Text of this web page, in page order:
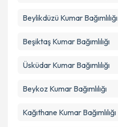
Beylikdüzü Kumar Bağımlılığı
Beşiktaş Kumar Bağımlılığı
Üsküdar Kumar Bağımlılığı
Beykoz Kumar Bağımlılığı
Kağıthane Kumar Bağımlılığı